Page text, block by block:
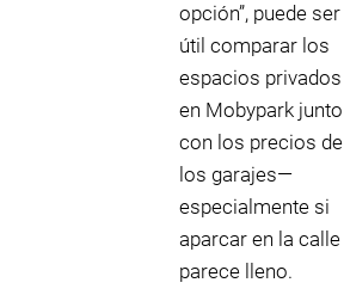
opción”, puede ser
útil comparar los
espacios privados
en Mobypark junto
con los precios de
los garajes—
especialmente si
aparcar en la calle
parece lleno.